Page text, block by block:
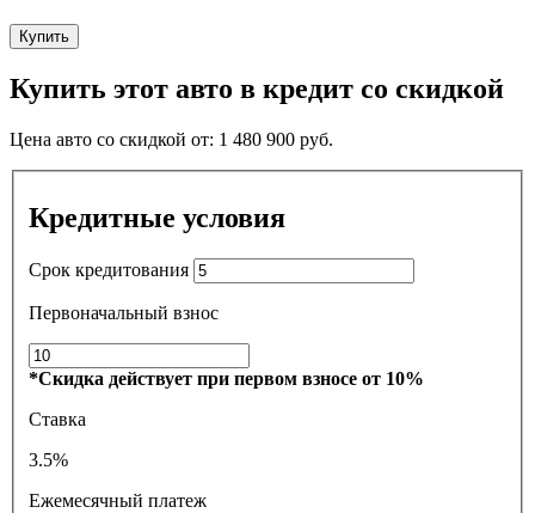
Купить
Купить этот авто в кредит со скидкой
Цена авто со скидкой от: 1 480 900 руб.
Кредитные условия
Срок кредитования
Первоначальный взнос
*Скидка действует при первом взносе от 10%
Ставка
3.5%
Ежемесячный платеж